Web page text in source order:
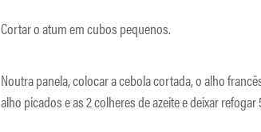
Cortar o atum em cubos pequenos.
Noutra panela, colocar a cebola cortada, o alho
alho picados e as 2 colheres de azeite e deixar